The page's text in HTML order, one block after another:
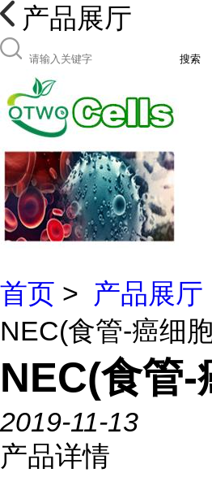
产品展厅
搜索
首页 > 产品展厅
NEC(食管-癌细
NEC(食管-
2019-11-13
产品详情